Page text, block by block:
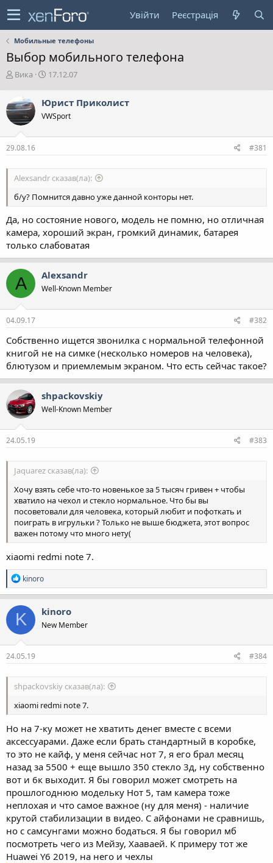
Увійти Реєстрація
Мобильные телефоны
Выбор мобильного телефона
А
о
р
т
е
м
Вика
Д
а
с
в
н
н
17.12.07
Юрист Приколист
VWSport
29.08.16 #381
Alexsandr сказав(ла):
б/у? Помнится давно уже данной конторы нет.
Да, но состояние нового, модель не помню, но отличная
камера, хороший экран, громкий динамик, батарея
только слабоватая
A Alexsandr
Well-Known Member
04.09.17 #382
Собственно ищется звонилка с нормальной телефонной
книгой не на симке (несколько номеров на человека),
блютузом и приемлемым экраном. Что есть сейчас такое?
shpackovskiy
Well-Known Member
24.05.19 #383
Jaquarez сказав(ла):
Хочу взять себе что-то новенькое за 5 тысяч гривен + чтобы
хватило на чехол и стекло нормальное. Что бы вы
посоветовали для человека, который любит и пофоткать и
поиграть в игрульки ? Только не выше бюджета, этот вопрос
важен потому что много нету(
xiaomi redmi note 7.
Р
е
а
к
ц
і
ї
:
kinoro
K kinoro
New Member
24.05.19 #384
shpackovskiy сказав(ла):
xiaomi redmi note 7.
Но на 7-ку может не хватить денег вместе с всеми
аксессуарами. Даже если брать стандартный в коробке,
то это не кайф, у меня сейчас нот 7, я его брал месяц
назад за 5500 + еще вышло 350 стекло 3д, ну собственно
вот и 6к выходит. Я бы говорил может смотреть на
прошлогоднюю модельку Нот 5, там камера тоже
неплохая и что самое важное (ну для меня) - наличие
крутой стабилизации в видео. С айфонами не сравнишь,
но с самсунгами можно бодаться. Я бы говорил мб
посмотреть чего из Мейзу, Хааваей. К примеру тот же
Huawei Y6 2019, на него и чехлы